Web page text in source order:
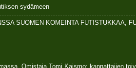
sydämeen
SUOMEN KOMEINTA FUTISTUKKAA,
Omistaja Tomi Kaismo: kannattajien